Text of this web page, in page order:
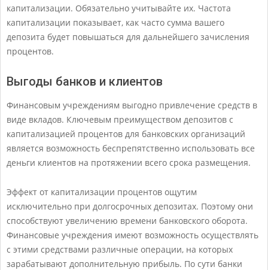
капитализации. Обязательно учитывайте их. Частота
капитализации показывает, как часто сумма вашего
депозита будет повышаться для дальнейшего зачисления
процентов.
Выгоды банков и клиентов
Финансовым учреждениям выгодно привлечение средств в
виде вкладов. Ключевым преимуществом депозитов с
капитализацией процентов для банковских организаций
является возможность беспрепятственно использовать все
деньги клиентов на протяжении всего срока размещения.
Эффект от капитализации процентов ощутим
исключительно при долгосрочных депозитах. Поэтому они
способствуют увеличению времени банковского оборота.
Финансовые учреждения имеют возможность осуществлять
с этими средствами различные операции, на которых
зарабатывают дополнительную прибыль. По сути банки